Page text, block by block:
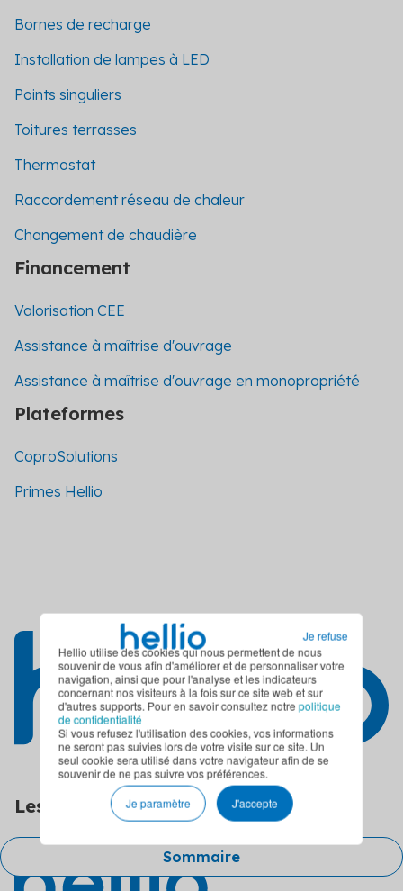
Hellio utilise des cookies qui nous permettent de nous
souvenir de vous afin d'améliorer et de personnaliser votre
navigation, ainsi que pour l'analyse et les indicateurs
concernant nos visiteurs à la fois sur ce site web et sur
d'autres supports. Pour en savoir consultez notre politique
de confidentialité
Si vous refusez l'utilisation des cookies, vos informations
ne seront pas suivies lors de votre visite sur ce site. Un
seul cookie sera utilisé dans votre navigateur afin de se
souvenir de ne pas suivre vos préférences.
Je paramètre
J'accepte
Je refuse
Sommaire
Bornes de recharge
Installation de lampes à LED
Points singuliers
Toitures terrasses
Thermostat
Raccordement réseau de chaleur
Changement de chaudière
Financement
Valorisation CEE
Assistance à maîtrise d'ouvrage
Assistance à maîtrise d'ouvrage en monopropriété
Plateformes
CoproSolutions
Primes Hellio
Les filiales du groupe Hellio